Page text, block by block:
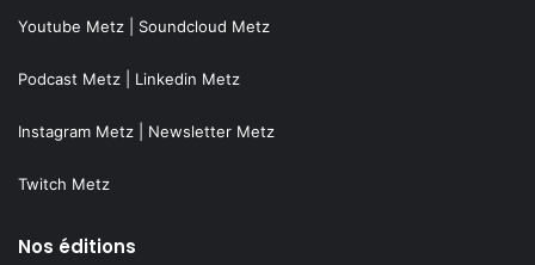
Youtube Metz Soundcloud Metz
Podcast Metz Linkedin Metz
Instagram Metz Newsletter Metz
Twitch Metz
Nos éditions